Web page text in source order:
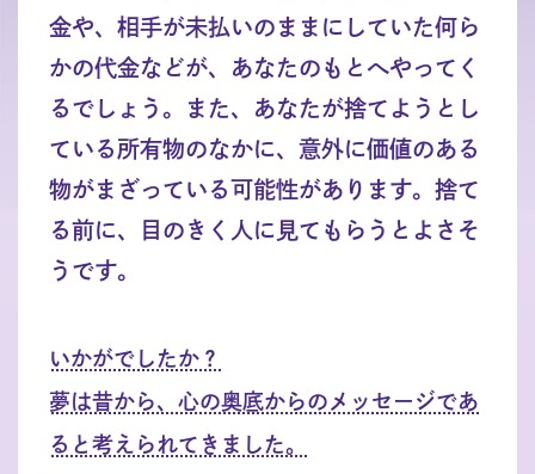
金や、相手が未払いのままにしていた何ら
かの代金などが、あなたのもとへやってく
るでしょう。また、あなたが捨てようとし
ている所有物のなかに、意外に価値のある
物がまざっている可能性があります。捨て
る前に、目のきく人に見てもらうとよさそ
うです。
いかがでしたか？
夢は昔から、心の奥底からのメッセージであ
ると考えられてきました。